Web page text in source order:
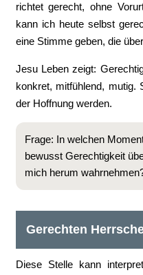
richtet gerecht, ohne
kann ich heute selbst
eine Stimme geben, die
Jesu Leben zeigt:
konkret, mitfühlend, mutig.
der Hoffnung werden.
Frage: In welchen
bewusst Gerechtigkeit
mich herum
Gerechten
Diese Stelle kann